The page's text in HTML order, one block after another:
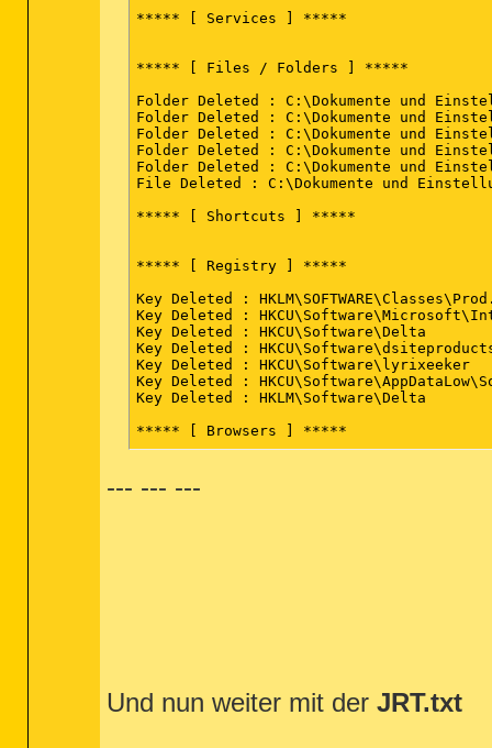
***** [ Services ] *****
***** [ Files / Folders ] *****
Folder Deleted : C:\Dokumente und
Folder Deleted : C:\Dokumente und
Folder Deleted : C:\Dokumente und
Folder Deleted : C:\Dokumente und
Folder Deleted : C:\Dokumente und
File Deleted : C:\Dokumente und
***** [ Shortcuts ] *****
***** [ Registry ] *****
Key Deleted :
Key Deleted :
Key Deleted : HKCU\Software\Delta
Key Deleted :
Key Deleted : HKCU\Software\lyrixeeker
Key Deleted :
Key Deleted : HKLM\Software\Delta
***** [ Browsers ] *****
--- --- ---
Und nun weiter mit der JRT.txt